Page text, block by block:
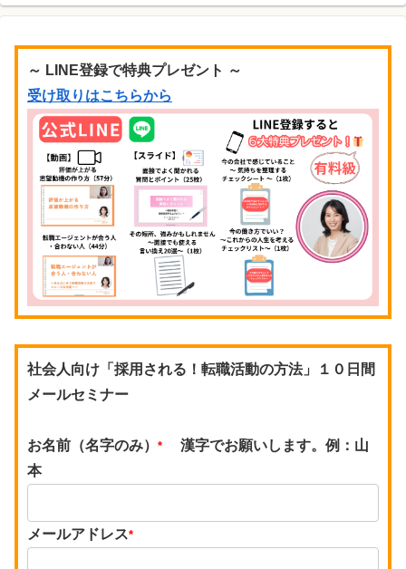
～ LINE登録で特典プレゼント ～
受け取りはこちらから
社会人向け「採用される！転職活動の方法」１０日間
メールセミナー
お名前（名字のみ） *
漢字でお願いします。例：山
本
メールアドレス*